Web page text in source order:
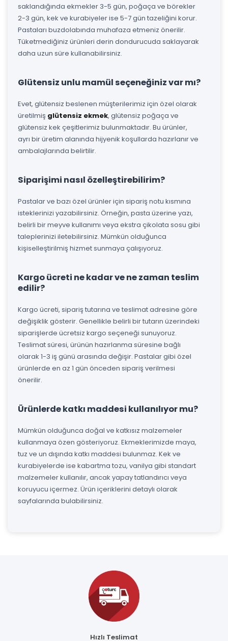
saklandığında ekmekler 3-5 gün, poğaça ve börekler
2-3 gün, kek ve kurabiyeler ise 5-7 gün tazeliğini korur.
Pastaları buzdolabında muhafaza etmeniz önerilir.
Tüketmediğiniz ürünleri derin dondurucuda saklayarak
daha uzun süre kullanabilirsiniz.
Glütensiz unlu mamül seçeneğiniz var mı?
Evet, glütensiz beslenen müşterilerimiz için özel olarak
üretilmiş glütensiz ekmek, glütensiz poğaça ve
glütensiz kek çeşitlerimiz bulunmaktadır. Bu ürünler,
ayrı bir üretim alanında hijyenik koşullarda hazırlanır ve
ambalajlarında belirtilir.
Siparişimi nasıl özelleştirebilirim?
Pastalar ve bazı özel ürünler için sipariş notu kısmına
isteklerinizi yazabilirsiniz. Örneğin, pasta üzerine yazı,
belirli bir meyve kullanımı veya ekstra çikolata sosu gibi
taleplerinizi iletebilirsiniz. Mümkün olduğunca
kişiselleştirilmiş hizmet sunmaya çalışıyoruz.
Kargo ücreti ne kadar ve ne zaman teslim
edilir?
Kargo ücreti, sipariş tutarına ve teslimat adresine göre
değişiklik gösterir. Genellikle belirli bir tutarın üzerindeki
siparişlerde ücretsiz kargo seçeneği sunuyoruz.
Teslimat süresi, ürünün hazırlanma süresine bağlı
olarak 1-3 iş günü arasında değişir. Pastalar gibi özel
ürünlerde en az 1 gün önceden sipariş verilmesi
önerilir.
Ürünlerde katkı maddesi kullanılıyor mu?
Mümkün olduğunca doğal ve katkısız malzemeler
kullanmaya özen gösteriyoruz. Ekmeklerimizde maya,
tuz ve un dışında katkı maddesi bulunmaz. Kek ve
kurabiyelerde ise kabartma tozu, vanilya gibi standart
malzemeler kullanılır, ancak yapay tatlandırıcı veya
koruyucu içermez. Ürün içeriklerini detaylı olarak
sayfalarında bulabilirsiniz.
Hızlı Teslimat